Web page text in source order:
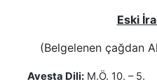
Eski
(Belgelenen çağdan
Avesta Dili: M.Ö. 10. – 5.